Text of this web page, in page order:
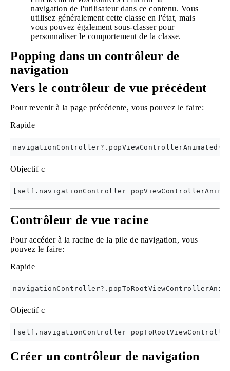
navigation de l'utilisateur dans ce contenu. Vous
utilisez généralement cette classe en l'état, mais
vous pouvez également sous-classer pour
personnaliser le comportement de la classe.
Popping dans un contrôleur de
navigation
Vers le contrôleur de vue précédent
Pour revenir à la page précédente, vous pouvez le faire:
Rapide
Objectif c
Contrôleur de vue racine
Pour accéder à la racine de la pile de navigation, vous
pouvez le faire:
Rapide
Objectif c
Créer un contrôleur de navigation